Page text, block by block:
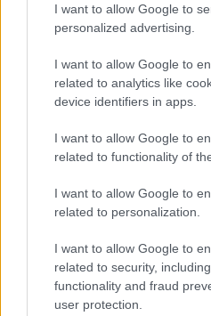
I want to allow Google to
personalized advertising.
I want to allow Google to
related to analytics like
device identifiers in apps.
I want to allow Google to
related to functionality of
I want to allow Google to
related to personalization.
I want to allow Google to
related to security,
functionality and fraud
user protection.
bitcoins
Rafael Oliveira · 7 ago 2026
MOEDAS CRIPTOGRÁFICAS